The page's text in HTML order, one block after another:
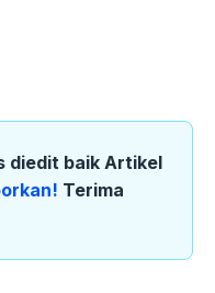
diedit baik Artikel
Terima